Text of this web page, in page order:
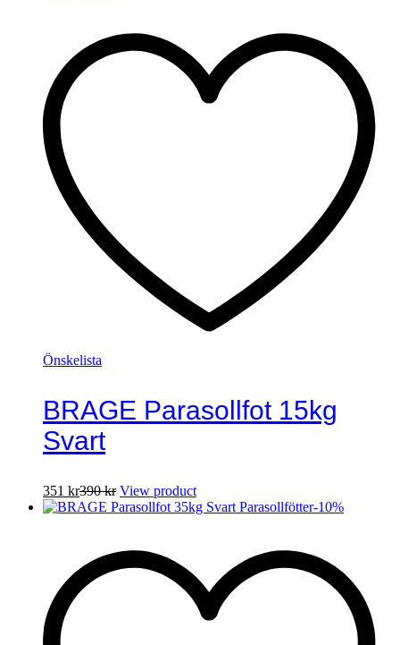
Önskelista
BRAGE Parasollfot 15kg
Svart
351 kr390kr View product
-10%